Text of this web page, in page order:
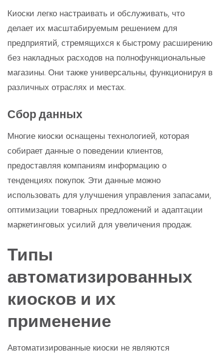
Киоски легко настраивать и обслуживать, что
делает их масштабируемым решением для
предприятий, стремящихся к быстрому расширению
без накладных расходов на полнофункциональные
магазины. Они также универсальны, функционируя в
различных отраслях и местах.
Сбор данных
Многие киоски оснащены технологией, которая
собирает данные о поведении клиентов,
предоставляя компаниям информацию о
тенденциях покупок. Эти данные можно
использовать для улучшения управления запасами,
оптимизации товарных предложений и адаптации
маркетинговых усилий для увеличения продаж.
Типы
автоматизированных
киосков и их
применение
Автоматизированные киоски не являются